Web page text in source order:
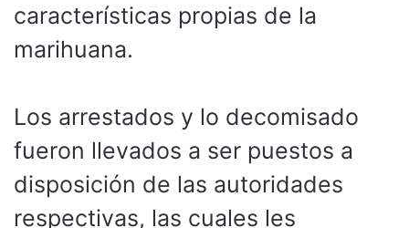
características propias de la
marihuana.
Los arrestados y lo decomisado
fueron llevados a ser puestos a
disposición de las autoridades
respectivas, las cuales les